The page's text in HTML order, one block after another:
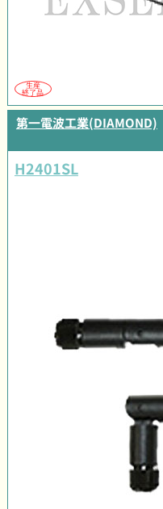
生産
終了品
第一電波工業(DIAMOND)
H2401SL